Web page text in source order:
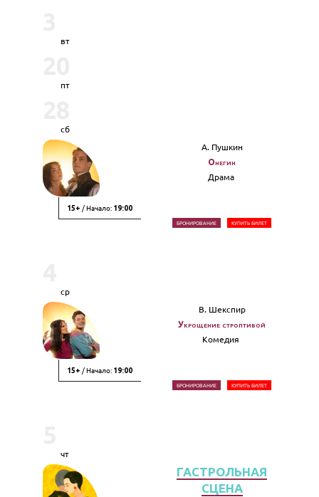
вт
пт
сб
15+ / Начало: 19:00
А. Пушкин
Онегин
Драма
БРОНИРОВАНИЕ КУПИТЬ БИЛЕТ
ср
15+ / Начало: 19:00
В. Шекспир
Укрощение строптивой
Комедия
БРОНИРОВАНИЕ КУПИТЬ БИЛЕТ
чт
ГАСТРОЛЬНАЯ
СЦЕНА